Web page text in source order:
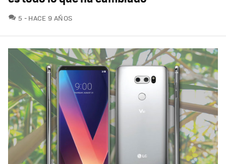
5 COMENTARIOS
HACE 9 AÑOS